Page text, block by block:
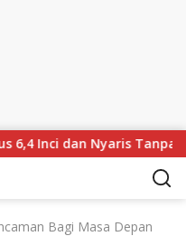
dan Nyaris Tanpa Bezel
Bagi Masa Depan